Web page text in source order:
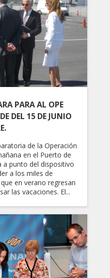
PARA AL OPE
DEL 15 DE JUNIO
de la Operación
en el Puerto de
a punto del dispositivo
a los miles de
en verano regresan
las vacaciones. El...